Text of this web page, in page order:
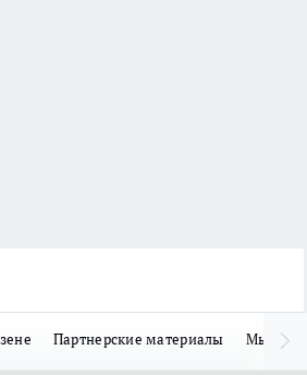
Партнерские материалы Мы в